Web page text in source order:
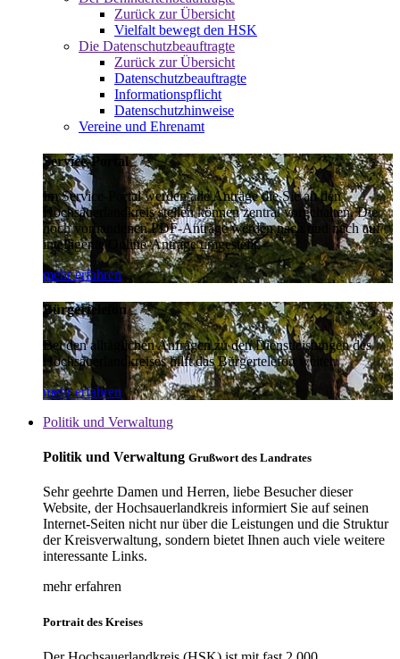
Zurück zur Übersicht
Vielfalt bewegt den HSK
Die Datenschutzbeauftragte
Zurück zur Übersicht
Datenschutzbeauftragte
Informationspflicht
Datenschutzhinweise
Vereine und Ehrenamt
Service-Portal
Im Service-Portal werden alle Anträge die Sie an den
Hochsauerlandkreis stellen können zentral vorgehalten. Die
noch vorhandenen PDF-Anträge werden nach und nach auf
intelligente Online-Anträge umgestellt.
mehr erfahren
Bürgertelefon
Bei den alltäglichen Anfragen zu den Dienstleistungen des
Hochsauerlandkreises hilft das Bürgertelefon weiter.
mehr erfahren
Politik und Verwaltung
Politik und Verwaltung Grußwort des Landrates
Sehr geehrte Damen und Herren, liebe Besucher dieser
Website, der Hochsauerlandkreis informiert Sie auf seinen
Internet-Seiten nicht nur über die Leistungen und die Struktur
der Kreisverwaltung, sondern bietet Ihnen auch viele weitere
interessante Links.
mehr erfahren
Portrait des Kreises